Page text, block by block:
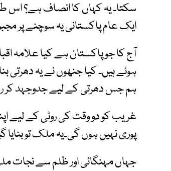
سکتا۔ یہ کہاں کا انصاف ہے؟
ایک عام پاکستانی یہ سوچنے پر
آج کا جو پاکستان ہے کیا علامہ
ہوئے ہیں۔ کیا جنھوں نے یہ دھرتی
ہم جس دھرتی کے لیے جدوجہد کر
غریب کو دو وقت کی روٹی کے لیے
پوری نہیں ہوں گی۔یہ ملک تو
جہاں مہنگائی اور ظلم سے نجات